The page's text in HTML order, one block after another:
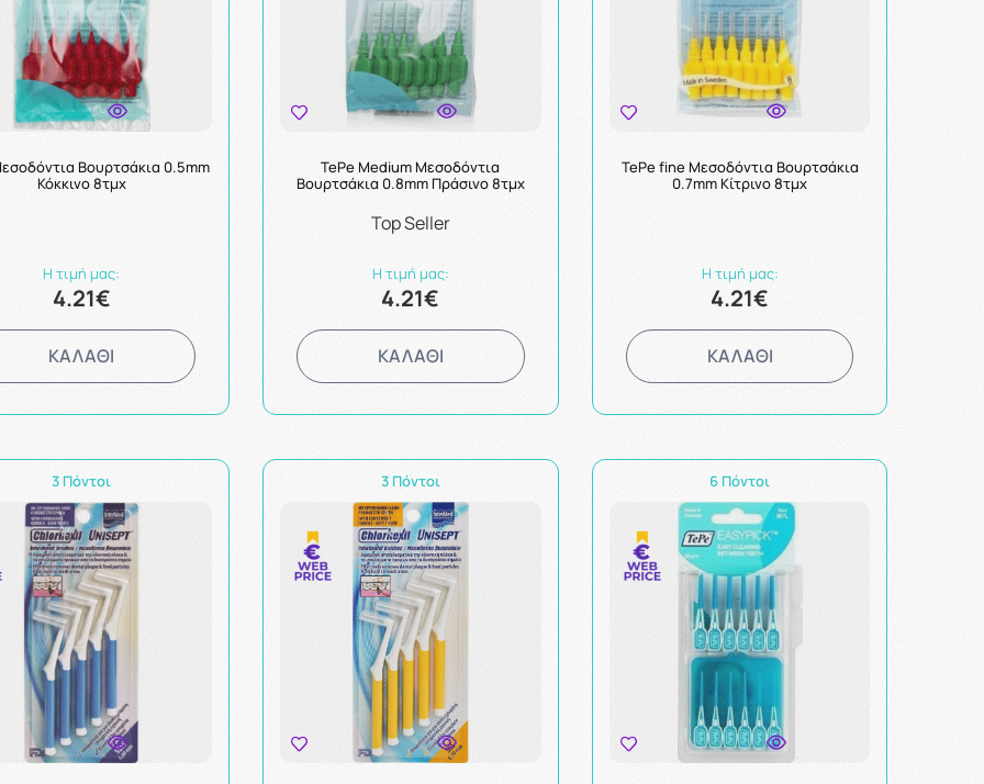
Βουρτσάκια 0.5mm
Κόκκινο 8τμχ
Η τιμή μας:
4.21€
ΚΑΛΑΘΙ
TePe Medium Μεσοδόντια
Βουρτσάκια 0.8mm Πράσινο 8τμχ
Top Seller
Η τιμή μας:
4.21€
ΚΑΛΑΘΙ
TePe fine Μεσοδόντια Βουρτσάκια
0.7mm Κίτρινο 8τμχ
Η τιμή μας:
4.21€
ΚΑΛΑΘΙ
3 Πόντοι 3 Πόντοι 6 Πόντοι